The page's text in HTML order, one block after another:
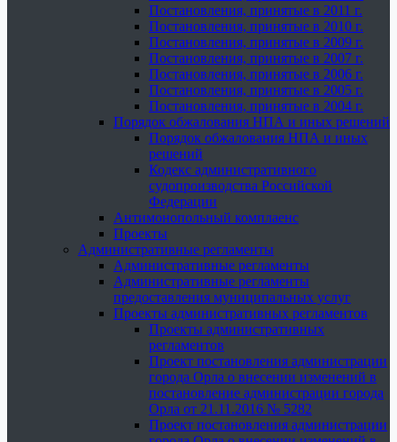
Постановления, принятые в 2011 г.
Постановления, принятые в 2010 г.
Постановления, принятые в 2009 г.
Постановления, принятые в 2007 г.
Постановления, принятые в 2006 г.
Постановления, принятые в 2005 г.
Постановления, принятые в 2004 г.
Порядок обжалования НПА и иных решений
Порядок обжалования НПА и иных
решений
Кодекс административного
судопроизводства Российской
Федерации
Антимонопольный комплаенс
Проекты
Административные регламенты
Административные регламенты
Административные регламенты
предоставления муниципальных услуг
Проекты административных регламентов
Проекты административных
регламентов
Проект постановления администрации
города Орла о внесении изменений в
постановление администрации города
Орла от 21.11.2016 № 5282
Проект постановления администрации